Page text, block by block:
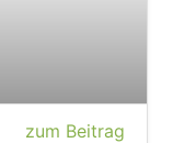
zum Beitrag